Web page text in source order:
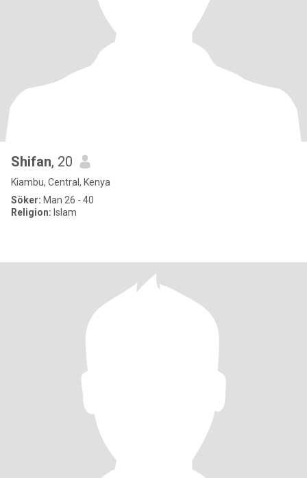
Shifan, 20
Kiambu, Central, Kenya
Söker: Man 26 - 40
Religion: Islam